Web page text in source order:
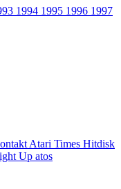
1994 1995 1996 1997
Atari Times Hitdisk
Up atos